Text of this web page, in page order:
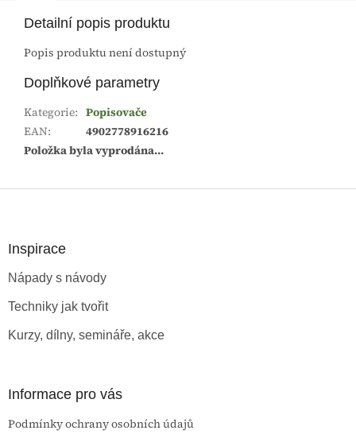
Detailní popis produktu
Popis produktu není dostupný
Doplňkové parametry
Kategorie: Popisovače
EAN:
4902778916216
Položka byla vyprodána…
Inspirace
Nápady s návody
Techniky jak tvořit
Kurzy, dílny, semináře, akce
Informace pro vás
Podmínky ochrany osobních údajů